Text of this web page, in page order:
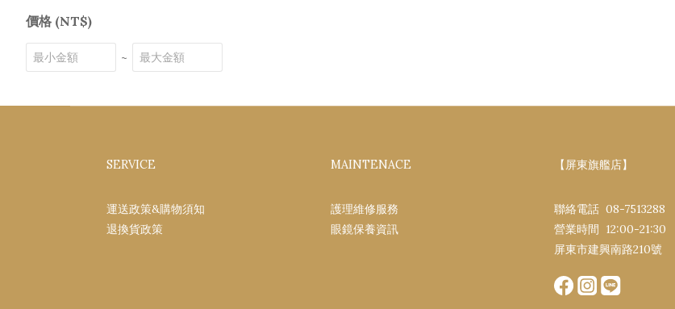
價格 (NT$)
~
SERVICE
運送政策&購物須知
退換貨政策
MAINTENACE
護理維修服務
眼鏡保養資訊
【屏東旗艦店】
聯絡電話 08-7513288
營業時間 12:00-21:30​
屏東市建興南路​210號